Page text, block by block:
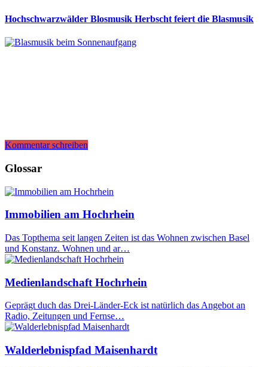
Hochschwarzwälder Blosmusik Herbscht feiert die Blasmusik
Kommentar schreiben
Glossar
Immobilien am Hochrhein
Das Topthema seit langen Zeiten ist das Wohnen zwischen Basel
und Konstanz. Wohnen und ar…
Medienlandschaft Hochrhein
Geprägt duch das Drei-Länder-Eck ist natürlich das Angebot an
Radio, Zeitungen und Fernse…
Walderlebnispfad Maisenhardt